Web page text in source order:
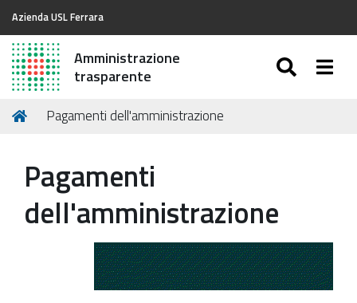
Azienda USL Ferrara
Amministrazione
trasparente
Tu
Home
Pagamenti dell'amministrazione
Pagamenti
dell'amministrazione